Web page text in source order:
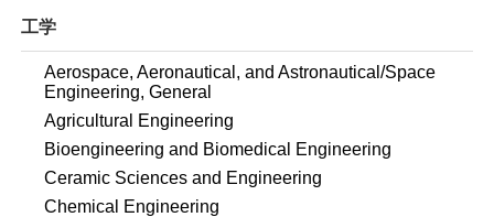
工学
Aerospace, Aeronautical, and Astronautical/Space
Engineering, General
Agricultural Engineering
Bioengineering and Biomedical Engineering
Ceramic Sciences and Engineering
Chemical Engineering